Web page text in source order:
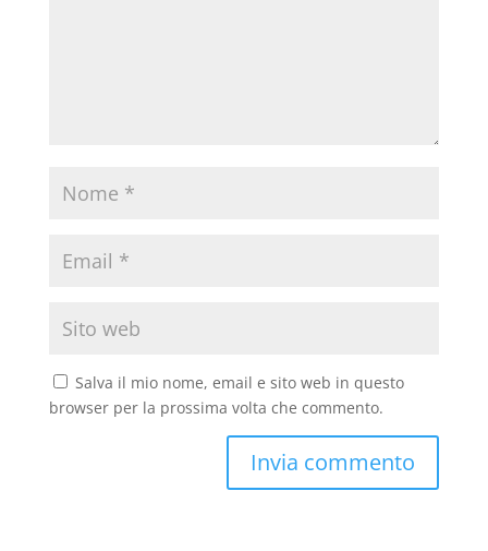
Salva il mio nome, email e sito web in questo
browser per la prossima volta che commento.